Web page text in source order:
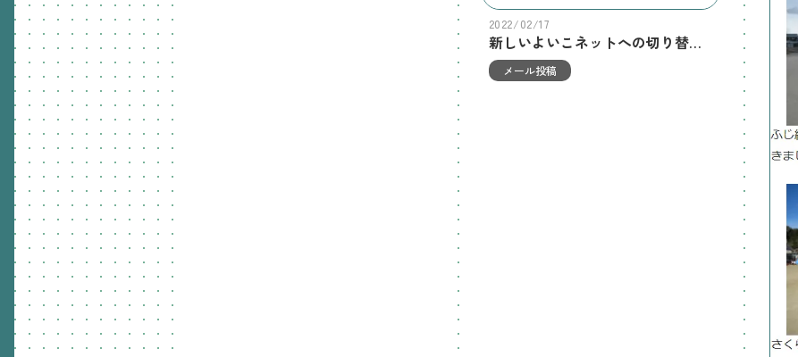
2022/02/17
新しいよいこネットへの切り替えのご案内
メール投稿